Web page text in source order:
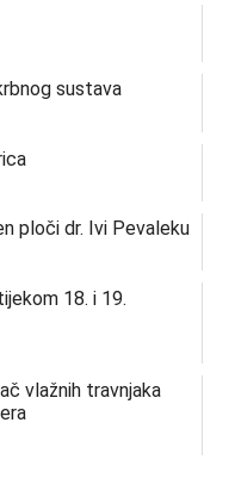
sustava
ploči dr. Ivi Pevaleku
18. i 19.
vlažnih travnjaka